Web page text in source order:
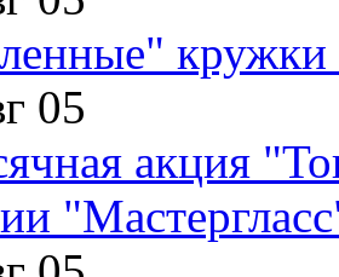
кружки
05
акция